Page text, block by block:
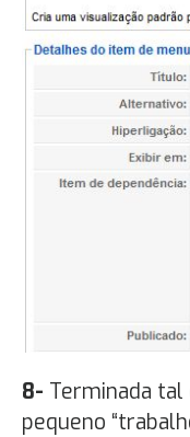
8- Terminada
pequeno